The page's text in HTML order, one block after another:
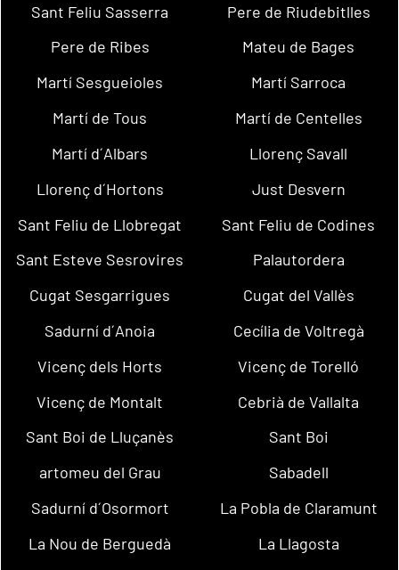
Sant Feliu Sasserra
Pere de Riudebitlles
Pere de Ribes
Mateu de Bages
Martí Sesgueioles
Martí Sarroca
Martí de Tous
Martí de Centelles
Martí d´Albars
Llorenç Savall
Llorenç d´Hortons
Just Desvern
Sant Feliu de Llobregat
Sant Feliu de Codines
Sant Esteve Sesrovires
Palautordera
Cugat Sesgarrigues
Cugat del Vallès
Sadurní d´Anoia
Cecília de Voltregà
Vicenç dels Horts
Vicenç de Torelló
Vicenç de Montalt
Cebrià de Vallalta
Sant Boi de Lluçanès
Sant Boi
artomeu del Grau
Sabadell
Sadurní d´Osormort
La Pobla de Claramunt
La Nou de Berguedà
La Llagosta